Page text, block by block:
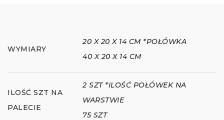
WYMIARY
20 X 20 X 14 CM *POŁÓWKA
40 X 20 X 14 CM
ILOŚĆ SZT NA
PALECIE
2 SZT *ILOŚĆ POŁÓWEK NA
WARSTWIE
75 SZT